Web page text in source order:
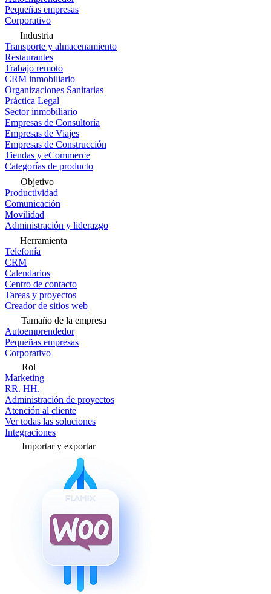
Pequeñas empresas
Corporativo
Industria
Transporte y almacenamiento
Restaurantes
Trabajo remoto
CRM inmobiliario
Organizaciones Sanitarias
Práctica Legal
Sector inmobiliario
Empresas de Consultoría
Empresas de Viajes
Empresas de Construcción
Tiendas y eCommerce
Categorías de producto
Objetivo
Productividad
Comunicación
Movilidad
Administración y liderazgo
Herramienta
Telefonía
CRM
Calendarios
Centro de contacto
Tareas y proyectos
Creador de sitios web
Tamaño de la empresa
Autoemprendedor
Pequeñas empresas
Corporativo
Rol
Marketing
RR. HH.
Administración de proyectos
Atención al cliente
Ver todas las soluciones
Integraciones
Importar y exportar